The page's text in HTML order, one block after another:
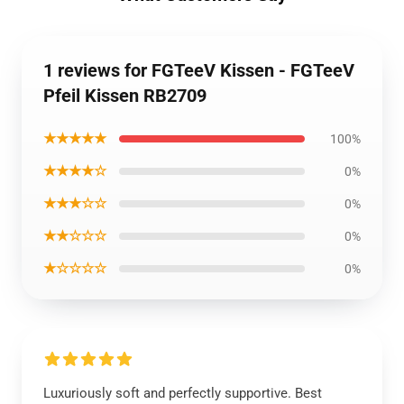
1 reviews for FGTeeV Kissen - FGTeeV
Pfeil Kissen RB2709
★★★★★ 100%
★★★★☆ 0%
★★★☆☆ 0%
★★☆☆☆ 0%
★☆☆☆☆ 0%
Luxuriously soft and perfectly supportive. Best